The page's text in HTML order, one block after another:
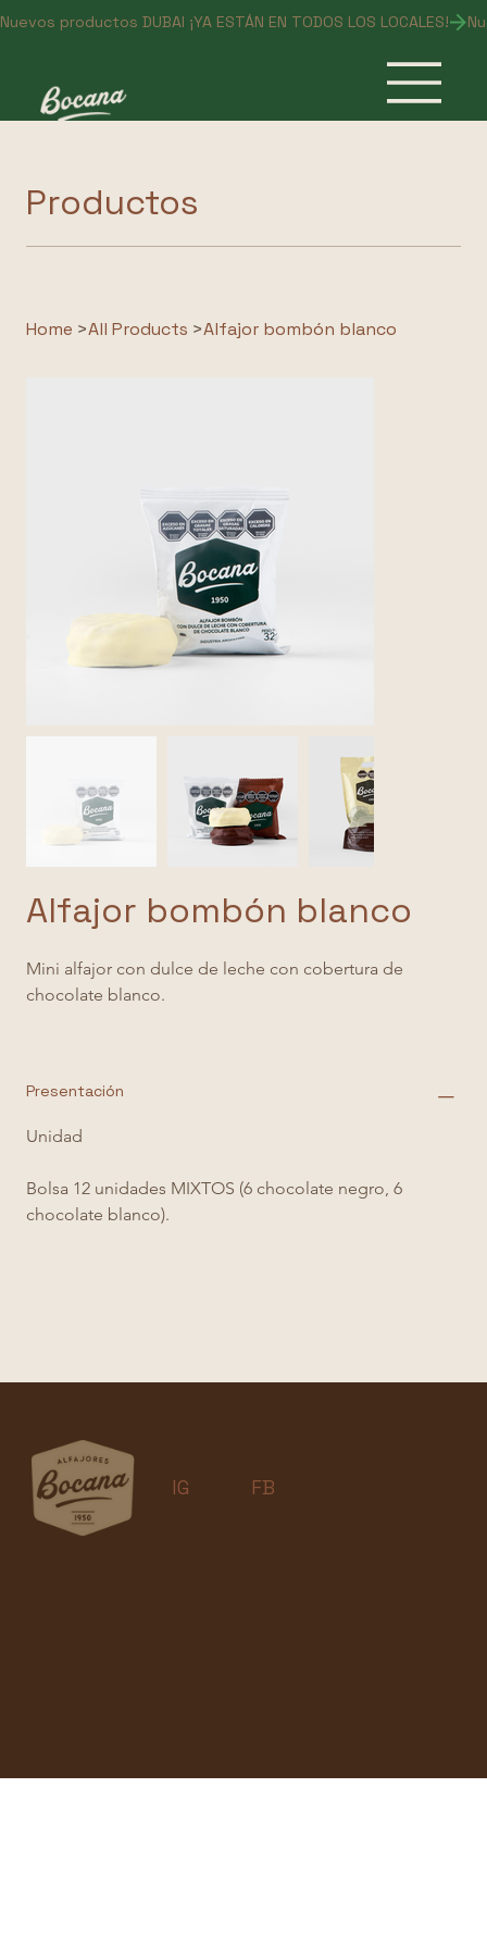
Nuevos productos DUBAI ¡YA ESTÁN EN TODOS LOS LOCALES!
Productos
Home >All Products >Alfajor bombón blanco
Alfajor bombón blanco
Mini alfajor con dulce de leche con cobertura de
chocolate blanco.
Presentación
Unidad
Bolsa 12 unidades MIXTOS (6 chocolate negro, 6
chocolate blanco).
IG FB